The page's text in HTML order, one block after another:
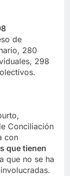
de
280
298
Conciliación
con
que tienen
que no se ha